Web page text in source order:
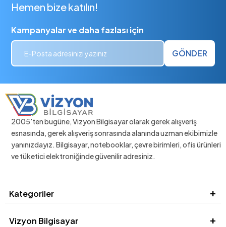
Hemen bize katılın!
Kampanyalar ve daha fazlası için
GÖNDER
2005'ten bugüne, Vizyon Bilgisayar olarak gerek alışveriş
esnasında, gerek alışveriş sonrasında alanında uzman ekibimizle
yanınızdayız. Bilgisayar, notebooklar, çevre birimleri, ofis ürünleri
ve tüketici elektroniğinde güvenilir adresiniz.
Kategoriler
Vizyon Bilgisayar